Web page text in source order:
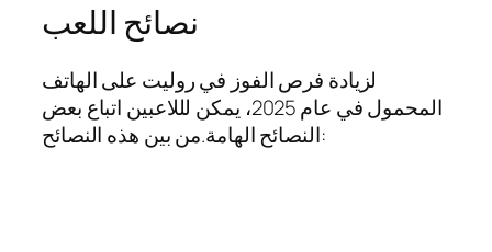
نصائح اللعب
لزيادة فرص الفوز في روليت على الهاتف
المحمول في عام 2025، يمكن لللاعبين اتباع بعض
النصائح الهامة.من بين هذه النصائح: